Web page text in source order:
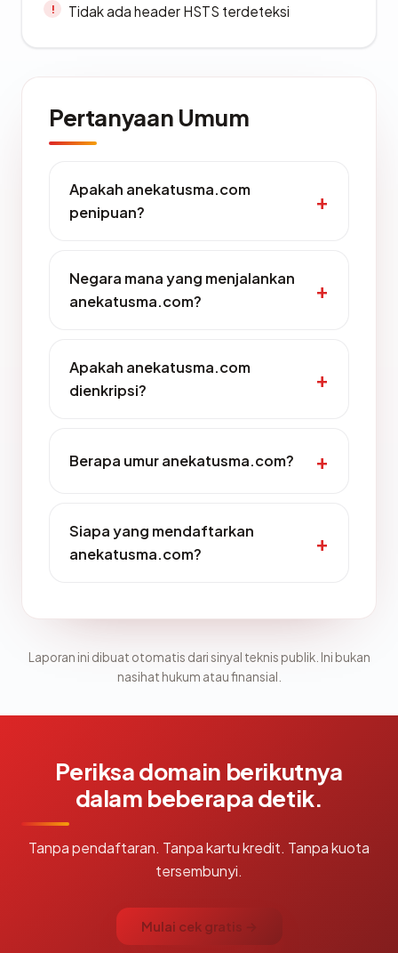
Tidak ada header HSTS terdeteksi
Pertanyaan Umum
Apakah anekatusma.com
penipuan?
Negara mana yang menjalankan
anekatusma.com?
Apakah anekatusma.com
dienkripsi?
Berapa umur anekatusma.com?
Siapa yang mendaftarkan
anekatusma.com?
Laporan ini dibuat otomatis dari sinyal teknis publik. Ini bukan
nasihat hukum atau finansial.
Periksa domain berikutnya
dalam beberapa detik.
Tanpa pendaftaran. Tanpa kartu kredit. Tanpa kuota
tersembunyi.
Mulai cek gratis →